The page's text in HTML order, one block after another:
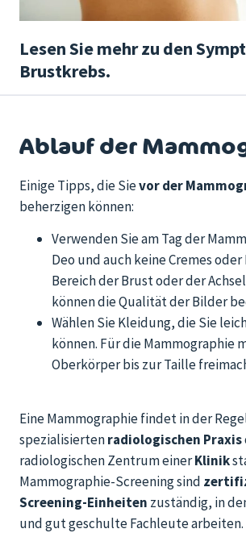
Lesen Sie mehr zu den
Brustkrebs.
Ablauf der
Einige Tipps, die Sievor der
beherzigen können:
Verwenden Sie am Tag der
Deo und auch keine Cremes
Bereich der Brust oder der
können die Qualität der Bilder
Wählen Sie Kleidung, die Sie
können. Für die Mammographie
Oberkörper bis zur Taille
Eine Mammographie findet in der
spezialisiertenradiologischen Praxis
radiologischen Zentrum einerKlinik
Mammographie-Screening sind
Screening-Einheiten zuständig, in
und gut geschulte Fachleute arbeiten.